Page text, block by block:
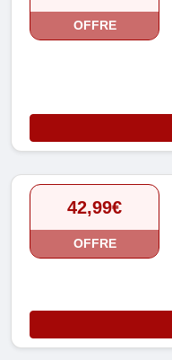
OFFRE
42,99€
OFFRE